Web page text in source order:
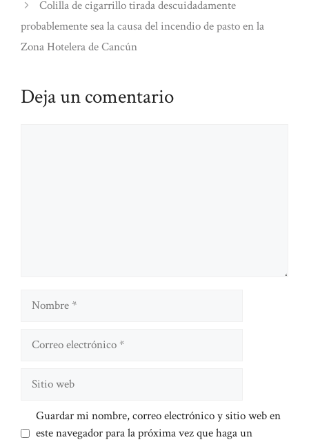
Colilla de cigarrillo tirada descuidadamente
probablemente sea la causa del incendio de pasto en la
Zona Hotelera de Cancún
Deja un comentario
Nombre
Correo
Sitio
Guardar mi nombre, correo electrónico y sitio web en
este navegador para la próxima vez que haga un